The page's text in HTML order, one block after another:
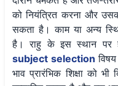
को नियंत्रित करना और
सकता है। काम या अन्य
है। राहु के इस स्थान पर
subject selection
भाव प्रारंभिक शिक्षा को